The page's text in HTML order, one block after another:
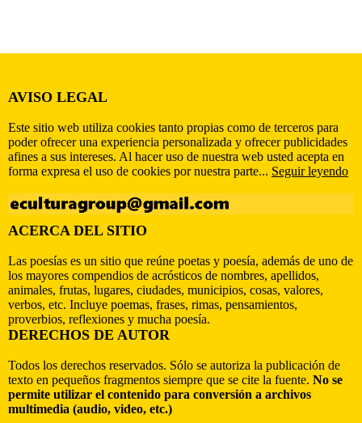
AVISO LEGAL
Este sitio web utiliza cookies tanto propias como de terceros para
poder ofrecer una experiencia personalizada y ofrecer publicidades
afines a sus intereses. Al hacer uso de nuestra web usted acepta en
forma expresa el uso de cookies por nuestra parte... Seguir leyendo
ACERCA DEL SITIO
Las poesías es un sitio que reúne poetas y poesía, además de uno de
los mayores compendios de acrósticos de nombres, apellidos,
animales, frutas, lugares, ciudades, municipios, cosas, valores,
verbos, etc. Incluye poemas, frases, rimas, pensamientos,
proverbios, reflexiones y mucha poesía.
DERECHOS DE AUTOR
Todos los derechos reservados. Sólo se autoriza la publicación de
texto en pequeños fragmentos siempre que se cite la fuente. No se
permite utilizar el contenido para conversión a archivos
multimedia (audio, video, etc.)